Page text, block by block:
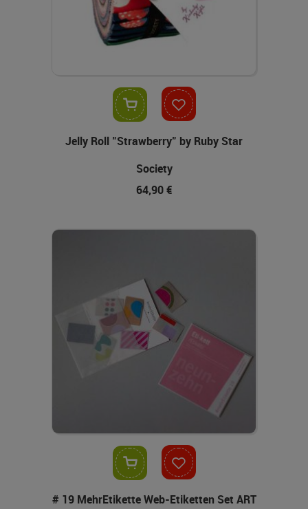
Jelly Roll "Strawberry" by Ruby Star
Society
64,90 €
# 19 MehrEtikette Web-Etiketten Set ART